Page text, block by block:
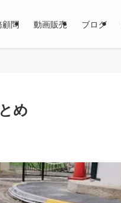
問 動画販売 ブログ
め